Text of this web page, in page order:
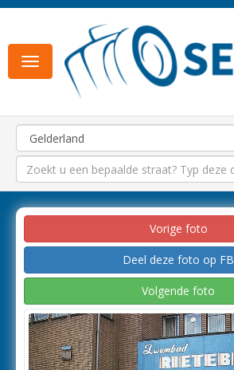
Toggle
navigation
Vorige foto
Deel deze foto op FB
Volgende foto